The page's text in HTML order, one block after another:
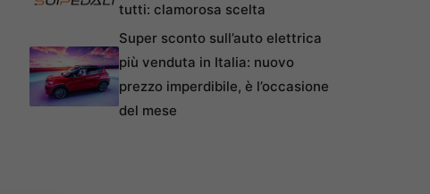
tutti: clamorosa scelta
Super sconto sull’auto elettrica
più venduta in Italia: nuovo
prezzo imperdibile, è l’occasione
del mese